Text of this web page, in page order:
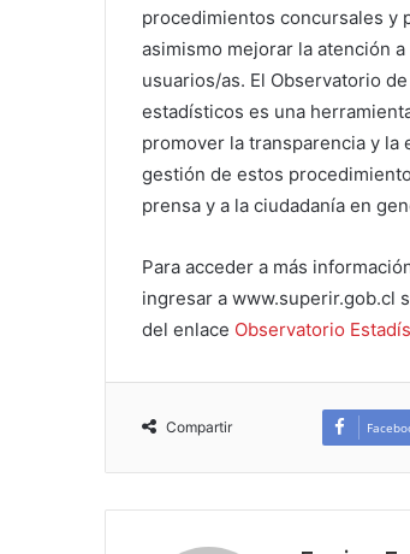
procedimientos concursales y
asimismo mejorar la atención a
usuarios/as. El Observatorio
estadísticos es una
promover la transparencia y la
gestión de estos
prensa y a la ciudadanía en
Para acceder a más
ingresar a www.superir.gob.cl
del enlace Observatorio
Compartir